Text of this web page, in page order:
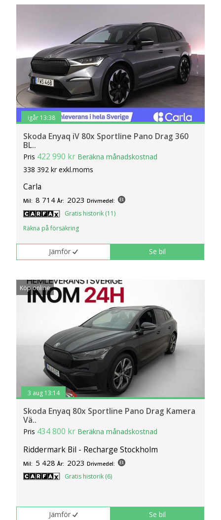
igår 13:38
Skoda Enyaq iV 80x Sportline Pano Drag 360
BL..
Pris 422 990 kr Beräkna månadskostnad
338 392 kr exkl.moms
Carla
Mil: 8 714 År: 2023 Drivmedel:
Gratis historik (11)
Räkna på försäkring
Jämför Se bil
Köp online
3 aug 13:14
Skoda Enyaq 80x Sportline Pano Drag Kamera
Vä..
Pris 434 800 kr Beräkna månadskostnad
Riddermark Bil - Recharge Stockholm
Mil: 5 428 År: 2023 Drivmedel:
Gratis historik (6)
Jämför Se bil